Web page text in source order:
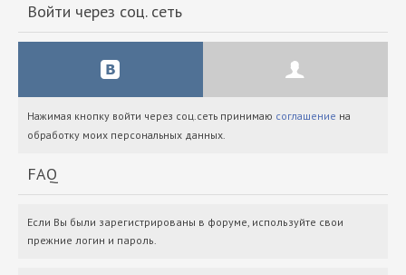
Войти через соц. сеть
Нажимая кнопку войти через соц.сеть принимаю соглашение на
обработку моих персональных данных.
FAQ
Если Вы были зарегистрированы в форуме, используйте свои
прежние логин и пароль.